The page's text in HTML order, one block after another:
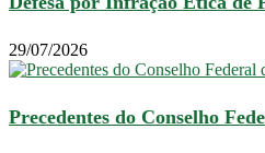
29/07/2026
Precedentes do Conselho